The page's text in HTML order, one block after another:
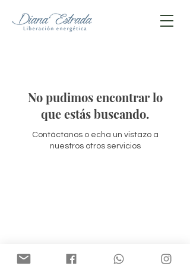
No pudimos encontrar lo
que estás buscando.
Contáctanos o echa un vistazo a
nuestros otros servicios